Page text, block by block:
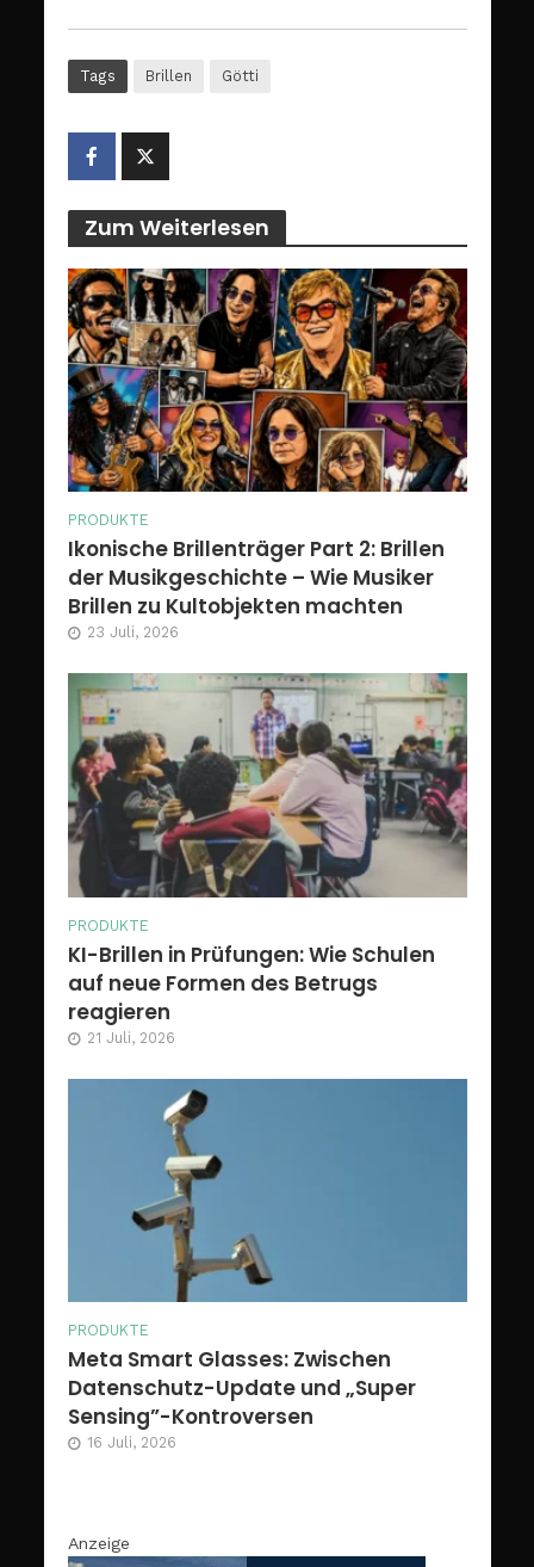
Tags Brillen Götti
Zum Weiterlesen
PRODUKTE
Ikonische Brillenträger Part 2: Brillen
der Musikgeschichte – Wie Musiker
Brillen zu Kultobjekten machten
23 Juli, 2026
PRODUKTE
KI-Brillen in Prüfungen: Wie Schulen
auf neue Formen des Betrugs
reagieren
21 Juli, 2026
PRODUKTE
Meta Smart Glasses: Zwischen
Datenschutz-Update und „Super
Sensing”-Kontroversen
16 Juli, 2026
Anzeige